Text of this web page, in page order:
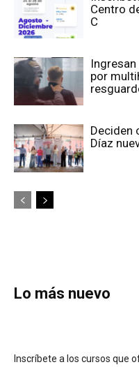
Centro
C
Ingresan
por
Deciden
Díaz
Lo más nuevo
Inscríbete a los cursos que